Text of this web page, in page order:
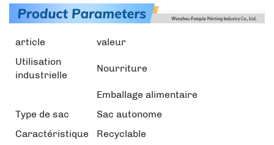
article
valeur
Utilisation
industrielle
Nourriture
Emballage alimentaire
Type de sac
Sac autonome
Caractéristique
Recyclable